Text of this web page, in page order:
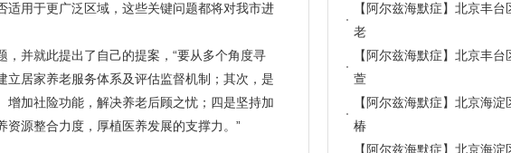
用于更广泛区域，这些关键问题都将对我市进
并就此提出了自己的提案，“要从多个角度寻
立居家养老服务体系及评估监督机制；其次，是
加社险功能，解决养老后顾之忧；四是坚持加
资源整合力度，厚植医养发展的支撑力。”
【阿尔兹海默症】北京丰台
老
【阿尔兹海默症】北京丰台
萱
【阿尔兹海默症】北京海淀
椿
【阿尔兹海默症】北京海淀